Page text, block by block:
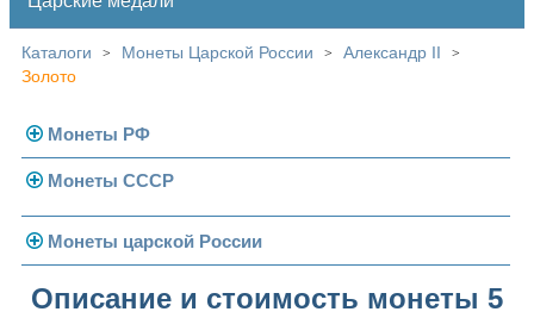
Каталоги > Монеты Царской России > Александр II >
Золото
Монеты РФ
Современная Россия
Монеты 1991-1993 гг.
Монеты СССР
Погодовка СССР
Монеты 1958 года
Монеты царской России
Николай II (1894-1917)
Описание и стоимость монеты 5